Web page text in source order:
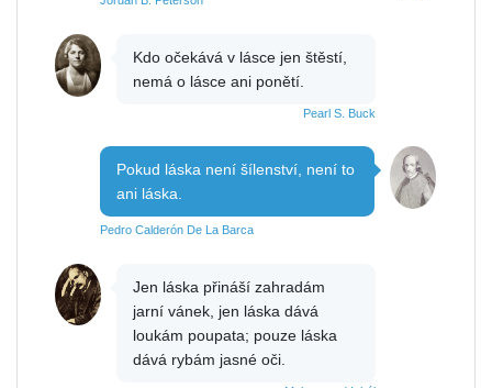
Kdo očekává v lásce jen štěstí,
nemá o lásce ani ponětí.
Pearl S. Buck
Pokud láska není šílenství, není to
ani láska.
Pedro Calderón De La Barca
Jen láska přináší zahradám
jarní vánek, jen láska dává
loukám poupata; pouze láska
dává rybám jasné oči.